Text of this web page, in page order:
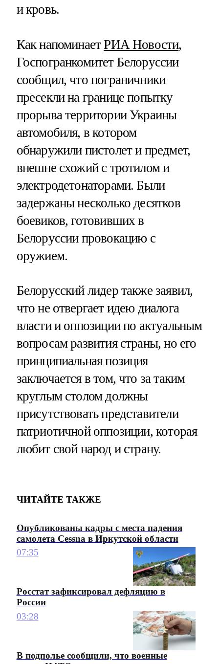
и кровь.
Как напоминаетРИА Новости,
Госпогранкомитет Белоруссии
сообщил, что пограничники
пресекли на границе попытку
прорыва территории Украины
автомобиля, в котором
обнаружили пистолет и предмет,
внешне схожий с тротилом и
электродетонаторами. Были
задержаны несколько десятков
боевиков, готовивших в
Белоруссии провокацию с
оружием.
Белорусский лидер также заявил,
что не отвергает идею диалога
власти и оппозиции по актуальным
вопросам развития страны, но его
принципиальная позиция
заключается в том, что за таким
круглым столом должны
присутствовать представители
патриотичной оппозиции, которая
любит свой народ и страну.
ЧИТАЙТЕ ТАКЖЕ
Опубликованы кадры с места падения
самолета Cessna в Иркутской области
07:35
Росстат зафиксировал дефляцию в
России
03:28
В подполье сообщили, что военные